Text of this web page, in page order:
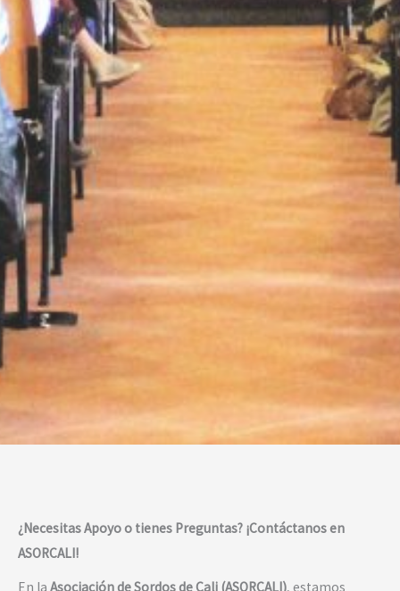
¿Necesitas Apoyo o tienes Preguntas? ¡Contáctanos en
ASORCALI!
En la Asociación de Sordos de Cali (ASORCALI), estamos